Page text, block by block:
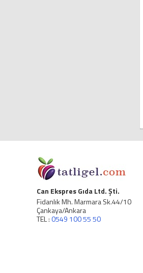
Can Ekspres Gıda Ltd. Şti.
Fidanlık Mh. Marmara Sk.44/10
Çankaya/Ankara
TEL :0549 100 55 50